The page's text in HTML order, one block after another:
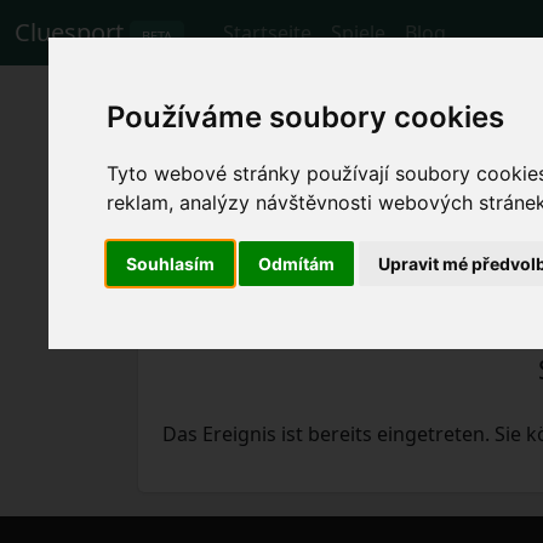
Používáme soubory cookies
Tyto webové stránky používají soubory
reklam, analýzy návštěvnosti webových
Souhlasím Odmítám Upravit mé
Cluesport BETA Startseite Spiele Blog
Die besten
Marseille gegen
Das Ereignis ist bereits eingetreten. Sie